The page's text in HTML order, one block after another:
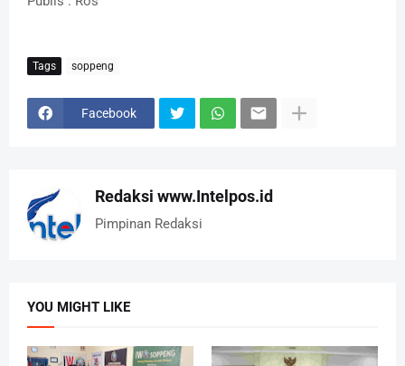
Tags soppeng
Facebook
Redaksi www.Intelpos.id
Pimpinan Redaksi
YOU MIGHT LIKE